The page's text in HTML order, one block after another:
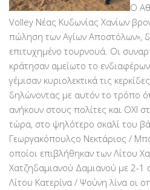
Ο
Volley Νέας Κυδωνίας Χανίων
πώληση των Αγίων Αποστόλων»,
επιτυχημένο τουρνουά. Οι
κράτησαν αμείωτο το
γέμισαν κυριολεκτικά τις
δηλώνοντας με αυτόν το τρόπο
ανήκουν στους πολίτες και ΟΧΙ
τώρα, στο ψηλότερο σκαλί του
Γεωργακόπουλςο Νεκτάριος /
οποίοι επιβλήθηκαν των Λίτου
Χατζηδαμιανού Δαμιανού με 2-1
Λίτου Κατερίνα / Ψούνη λίνα οι